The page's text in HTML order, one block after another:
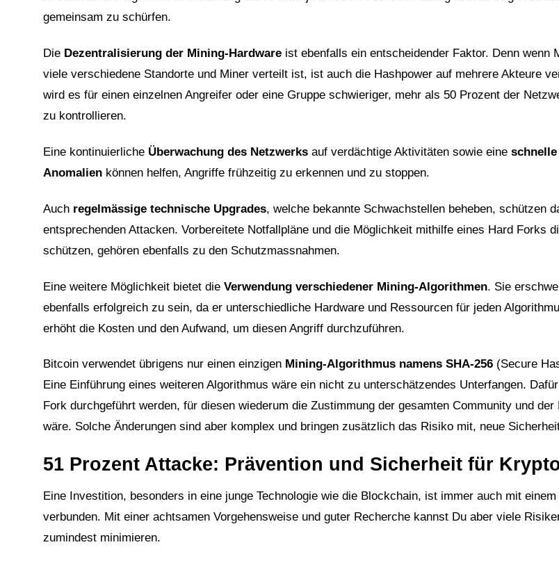
gemeinsam zu schürfen.
Die Dezentralisierung der Mining-Hardware ist ebenfalls ein entscheidender Faktor. Denn wenn
viele verschiedene Standorte und Miner verteilt ist, ist auch die Hashpower auf mehrere Akteure
wird es für einen einzelnen Angreifer oder eine Gruppe schwieriger, mehr als 50 Prozent der
zu kontrollieren.
Eine kontinuierliche Überwachung des Netzwerks auf verdächtige Aktivitäten sowie eine
Anomalien können helfen, Angriffe frühzeitig zu erkennen und zu stoppen.
Auch regelmässige technische Upgrades, welche bekannte Schwachstellen beheben, schützen
entsprechenden Attacken. Vorbereitete Notfallpläne und die Möglichkeit mithilfe eines Hard Forks
schützen, gehören ebenfalls zu den Schutzmassnahmen.
Eine weitere Möglichkeit bietet die Verwendung verschiedener Mining-Algorithmen. Sie
ebenfalls erfolgreich zu sein, da er unterschiedliche Hardware und Ressourcen für jeden
erhöht die Kosten und den Aufwand, um diesen Angriff durchzuführen.
Bitcoin verwendet übrigens nur einen einzigen Mining-Algorithmus namens SHA-256 (Secure
Eine Einführung eines weiteren Algorithmus wäre ein nicht zu unterschätzendes Unterfangen.
Fork durchgeführt werden, für diesen wiederum die Zustimmung der gesamten Community und
wäre. Solche Änderungen sind aber komplex und bringen zusätzlich das Risiko mit, neue
51 Prozent Attacke: Prävention und Sicherheit für
Eine Investition, besonders in eine junge Technologie wie die Blockchain, ist immer auch mit
verbunden. Mit einer achtsamen Vorgehensweise und guter Recherche kannst Du aber viele
zumindest minimieren.